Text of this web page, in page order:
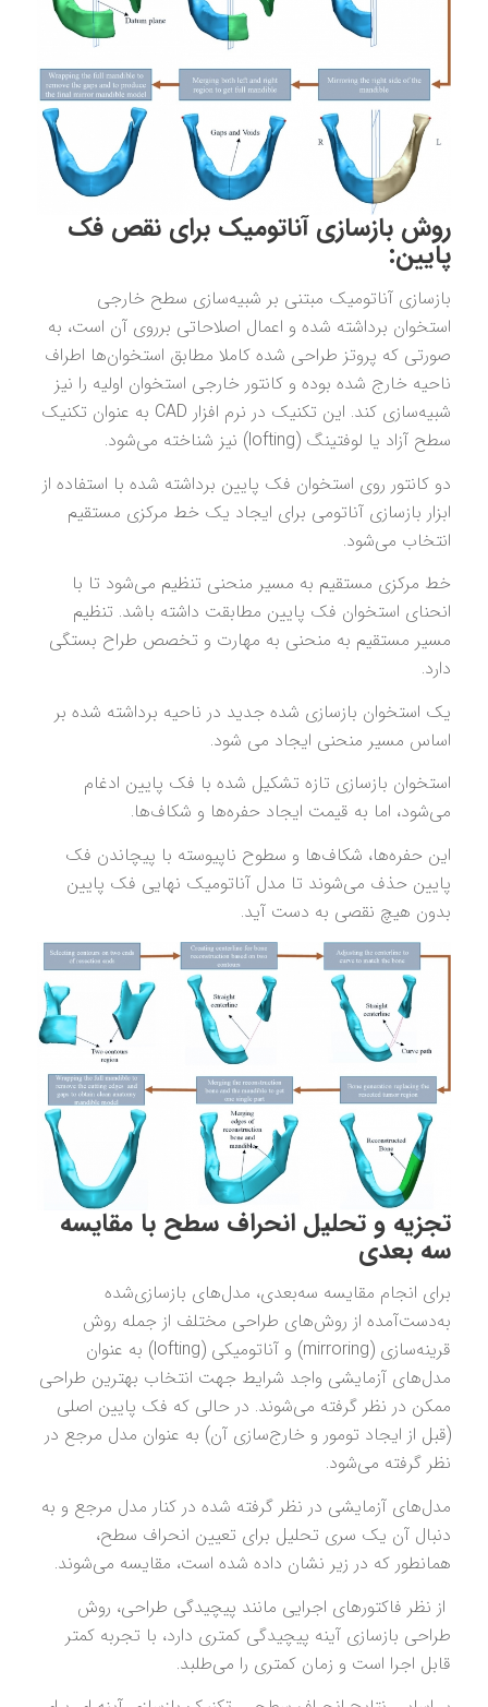
روش بازسازی آناتومیک برای نقص فک
پایین:
بازسازی آناتومیک مبتنی بر شبیه‌سازی سطح خارجی
استخوان برداشته شده و اعمال اصلاحاتی برروی آن است، به
صورتی که پروتز طراحی شده کاملا مطابق استخوان‌ها اطراف
ناحیه خارج شده بوده و کانتور خارجی استخوان اولیه را نیز
شبیه‌سازی کند. این تکنیک در نرم افزار CAD به عنوان تکنیک
سطح آزاد یا لوفتینگ (lofting) نیز شناخته می‌شود.
دو کانتور روی استخوان فک پایین برداشته شده با استفاده از
ابزار بازسازی آناتومی برای ایجاد یک خط مرکزی مستقیم
انتخاب می‌شود.
خط مرکزی مستقیم به مسیر منحنی تنظیم می‌شود تا با
انحنای استخوان فک پایین مطابقت داشته باشد. تنظیم
مسیر مستقیم به منحنی به مهارت و تخصص طراح بستگی
دارد.
یک استخوان بازسازی شده جدید در ناحیه برداشته شده بر
اساس مسیر منحنی ایجاد می شود.
استخوان بازسازی تازه تشکیل شده با فک پایین ادغام
می‌شود، اما به قیمت ایجاد حفره‌ها و شکاف‌ها.
این حفره‌ها، شکاف‌ها و سطوح ناپیوسته با پیچاندن فک
پایین حذف می‌شوند تا مدل آناتومیک نهایی فک پایین
بدون هیچ نقصی به دست آید.
تجزیه و تحلیل انحراف سطح با مقایسه
سه بعدی
برای انجام مقایسه سه‌بعدی، مدل‌های بازسازی‌شده
به‌دست‌آمده از روش‌های طراحی مختلف از جمله روش
قرینه‌سازی (mirroring) و آناتومیکی (lofting) به عنوان
مدل‌های آزمایشی واجد شرایط جهت انتخاب بهترین طراحی
ممکن در نظر گرفته می‌شوند. در حالی که فک پایین اصلی
(قبل از ایجاد تومور و خارج‌سازی آن) به عنوان مدل مرجع در
نظر گرفته می‌شود.
مدل‌های آزمایشی در نظر گرفته شده در کنار مدل مرجع و به
دنبال آن یک سری تحلیل برای تعیین انحراف سطح،
همانطور که در زیر نشان داده شده است، مقایسه می‌شوند.
از نظر فاکتورهای اجرایی مانند پیچیدگی طراحی، روش
طراحی بازسازی آینه پیچیدگی کمتری دارد، با تجربه کمتر
قابل اجرا است و زمان کمتری را می‌طلبد.